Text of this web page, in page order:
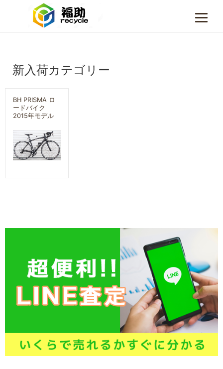
新入荷カテゴリー
BH PRISMA ロ
ードバイク
2015年モデル